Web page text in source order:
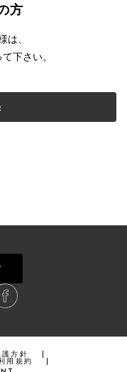
方
は、
下さい。
方針
用規約